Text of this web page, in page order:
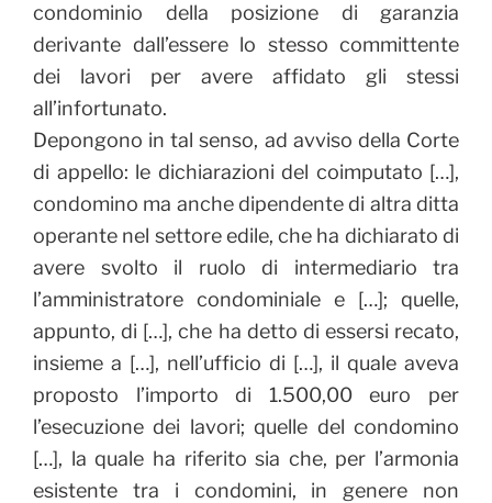
condominio della posizione di garanzia
derivante dall’essere lo stesso committente
dei lavori per avere affidato gli stessi
all’infortunato.
Depongono in tal senso, ad avviso della Corte
di appello: le dichiarazioni del coimputato […],
condomino ma anche dipendente di altra ditta
operante nel settore edile, che ha dichiarato di
avere svolto il ruolo di intermediario tra
l’amministratore condominiale e […]; quelle,
appunto, di […], che ha detto di essersi recato,
insieme a […], nell’ufficio di […], il quale aveva
proposto l’importo di 1.500,00 euro per
l’esecuzione dei lavori; quelle del condomino
[…], la quale ha riferito sia che, per l’armonia
esistente tra i condomini, in genere non